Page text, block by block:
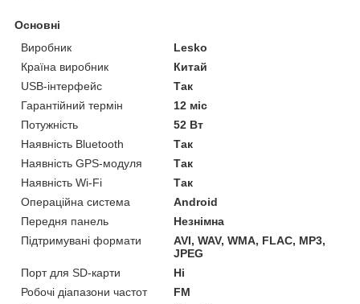
Основні
Виробник
Lesko
Країна виробник
Китай
USB-інтерфейс
Так
Гарантійний термін
12 міс
Потужність
52 Вт
Наявність Bluetooth
Так
Наявність GPS-модуля
Так
Наявність Wi-Fi
Так
Операційна система
Android
Передня панель
Незнімна
Підтримувані формати
AVI, WAV, WMA, FLAC, MP3,
JPEG
Порт для SD-карти
Ні
Робочі діапазони частот
FM